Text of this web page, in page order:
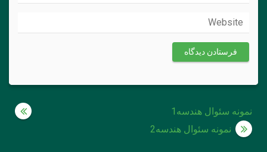
راهبری
نوشته
نمونه سئوال هندسه1
نمونه سئوال هندسه2